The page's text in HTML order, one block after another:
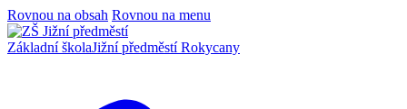
Rovnou na obsah Rovnou na menu
Základní školaJižní předměstí Rokycany